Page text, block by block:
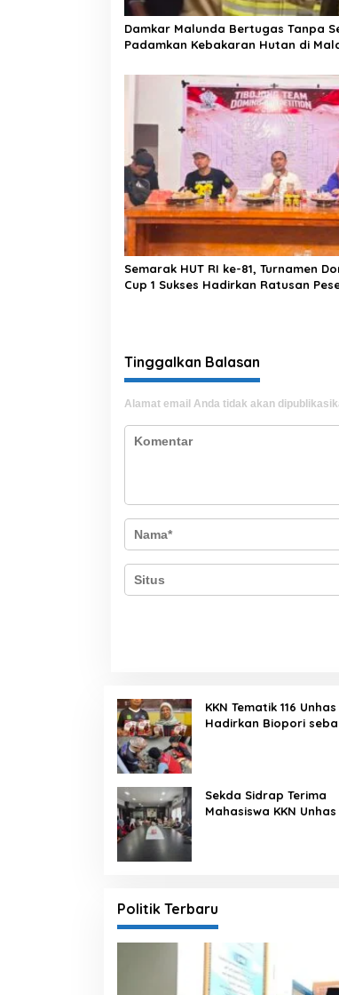
Damkar Malunda Bertugas Tanpa
Padamkan Kebakaran Hutan di
Semarak HUT RI ke-81, Turnamen
Cup 1 Sukses Hadirkan Ratusan
Tinggalkan Balasan
Alamat email Anda tidak akan
KKN Tematik 116 Unhas
Hadirkan Biopori
Sekda Sidrap Terima
Mahasiswa KKN
Politik Terbaru